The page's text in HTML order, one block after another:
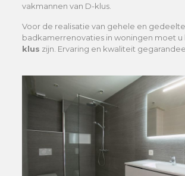
vakmannen van D-klus.
Voor de realisatie van gehele en
badkamerrenovaties in woningen moet u
klus zijn. Ervaring en kwaliteit